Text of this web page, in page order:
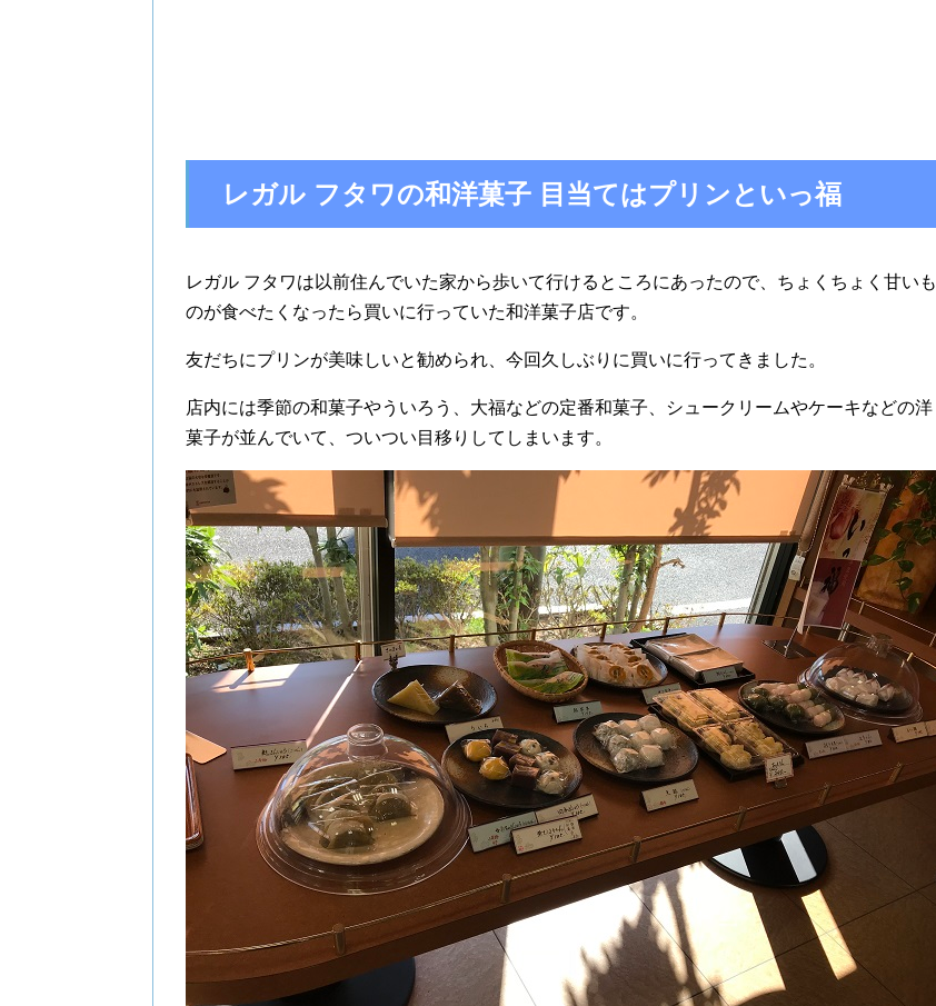
レガル フタワの和洋菓子 目当てはプリンといっ福
レガル フタワは以前住んでいた家から歩いて行けるところにあったので、ちょくちょく甘いも
のが食べたくなったら買いに行っていた和洋菓子店です。
友だちにプリンが美味しいと勧められ、今回久しぶりに買いに行ってきました。
店内には季節の和菓子やういろう、大福などの定番和菓子、シュークリームやケーキなどの洋
菓子が並んでいて、ついつい目移りしてしまいます。